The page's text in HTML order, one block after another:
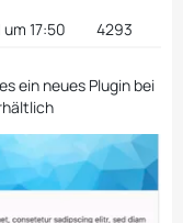
17:50 4293
ein neues Plugin bei